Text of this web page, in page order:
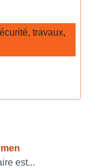
travaux,
est...